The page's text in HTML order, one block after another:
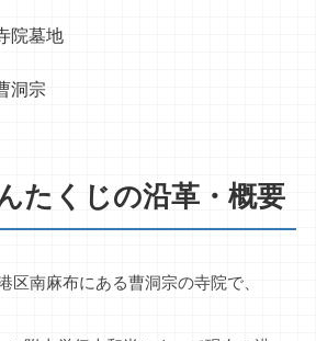
院墓地
洞宗
たくじの沿革・概要
区南麻布にある曹洞宗の寺院で、